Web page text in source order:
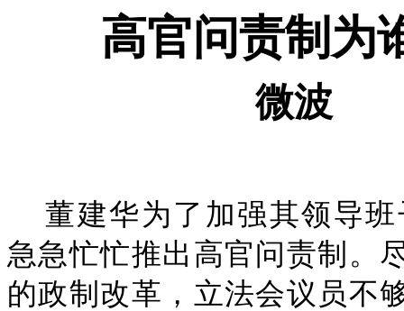
高官问责制为
微波
董建华为了加强其领导
急急忙忙推出高官问责制。
的政制改革，立法会议员不